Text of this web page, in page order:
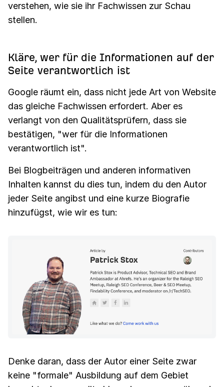
verstehen, wie sie ihr Fachwissen zur Schau
stellen.
Kläre, wer für die Informationen auf der
Seite verantwortlich ist
Google räumt ein, dass nicht jede Art von Website
das gleiche Fachwissen erfordert. Aber es
verlangt von den Qualitätsprüfern, dass sie
bestätigen, "wer für die Informationen
verantwortlich ist".
Bei Blogbeiträgen und anderen informativen
Inhalten kannst du dies tun, indem du den Autor
jeder Seite angibst und eine kurze Biografie
hinzufügst, wie wir es tun:
Denke daran, dass der Autor einer Seite zwar
keine "formale" Ausbildung auf dem Gebiet